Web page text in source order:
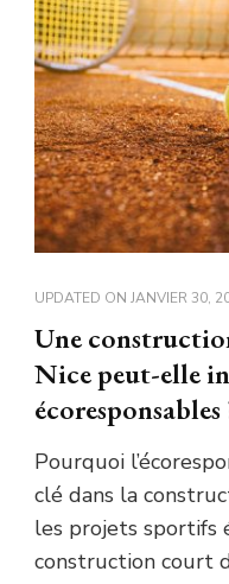
UPDATED ON JANVIER 30,
Une
Nice peut-elle
écoresponsables
Pourquoi
clé dans la
les projets sportifs
construction court